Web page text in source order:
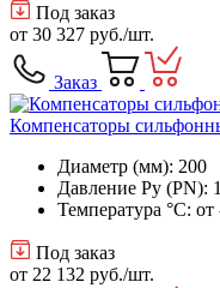
Под заказ
от 30 327 руб./шт.
Заказ
Компенсаторы
Диаметр (мм): 200
Давление Ру (PN):
Температура °C:
Под заказ
от 22 132 руб./шт.